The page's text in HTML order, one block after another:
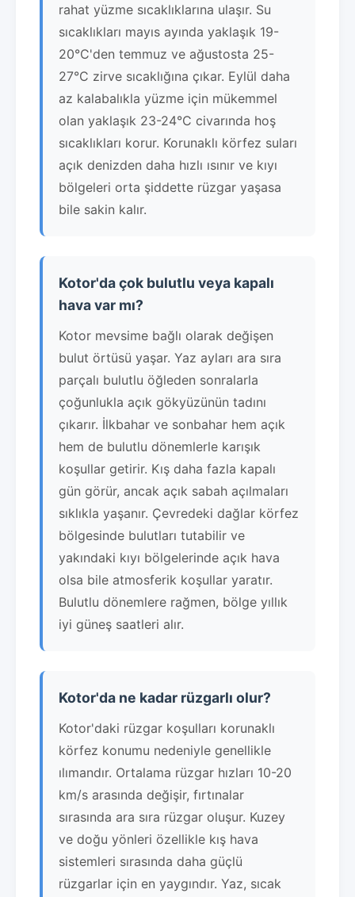
rahat yüzme sıcaklıklarına ulaşır. Su
sıcaklıkları mayıs ayında yaklaşık 19-
20°C'den temmuz ve ağustosta 25-
27°C zirve sıcaklığına çıkar. Eylül daha
az kalabalıkla yüzme için mükemmel
olan yaklaşık 23-24°C civarında hoş
sıcaklıkları korur. Korunaklı körfez suları
açık denizden daha hızlı ısınır ve kıyı
bölgeleri orta şiddette rüzgar yaşasa
bile sakin kalır.
Kotor'da çok bulutlu veya kapalı
hava var mı?
Kotor mevsime bağlı olarak değişen
bulut örtüsü yaşar. Yaz ayları ara sıra
parçalı bulutlu öğleden sonralarla
çoğunlukla açık gökyüzünün tadını
çıkarır. İlkbahar ve sonbahar hem açık
hem de bulutlu dönemlerle karışık
koşullar getirir. Kış daha fazla kapalı
gün görür, ancak açık sabah açılmaları
sıklıkla yaşanır. Çevredeki dağlar körfez
bölgesinde bulutları tutabilir ve
yakındaki kıyı bölgelerinde açık hava
olsa bile atmosferik koşullar yaratır.
Bulutlu dönemlere rağmen, bölge yıllık
iyi güneş saatleri alır.
Kotor'da ne kadar rüzgarlı olur?
Kotor'daki rüzgar koşulları korunaklı
körfez konumu nedeniyle genellikle
ılımandır. Ortalama rüzgar hızları 10-20
km/s arasında değişir, fırtınalar
sırasında ara sıra rüzgar oluşur. Kuzey
ve doğu yönleri özellikle kış hava
sistemleri sırasında daha güçlü
rüzgarlar için en yaygındır. Yaz, sıcak